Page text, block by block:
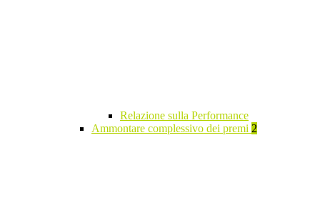
Relazione sulla Performance
Ammontare complessivo dei premi 2